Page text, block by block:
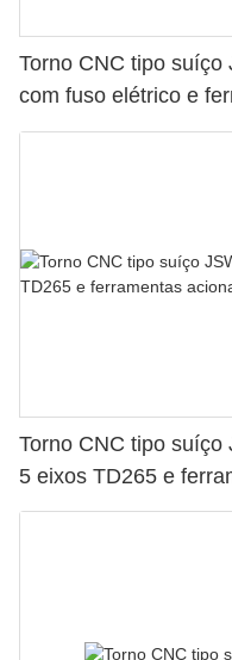
Torno CNC tipo suíço
com fuso elétrico e
Torno CNC tipo suíço
5 eixos TD265 e